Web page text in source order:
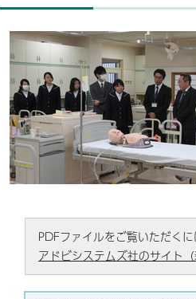
PDFファイルをご覧いただく
アドビシステムズ社のサイト（